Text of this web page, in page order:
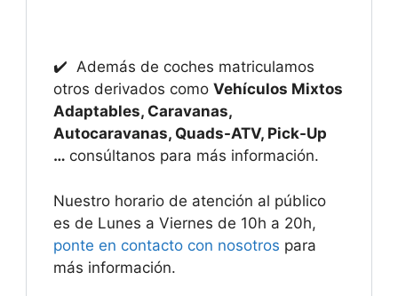
✔️ Además de coches matriculamos
otros derivados como Vehículos Mixtos
Adaptables, Caravanas,
Autocaravanas, Quads-ATV, Pick-Up
… consúltanos para más información.
Nuestro horario de atención al público
es de Lunes a Viernes de 10h a 20h,
ponte en contacto con nosotros para
más información.